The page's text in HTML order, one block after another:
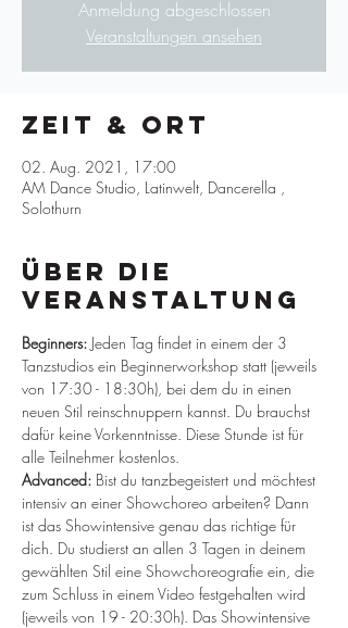
Anmeldung abgeschlossen
Veranstaltungen ansehen
Zeit & Ort
02. Aug. 2021, 17:00
AM Dance Studio, Latinwelt, Dancerella ,
Solothurn
Über die
Veranstaltung
Beginners: Jeden Tag findet in einem der 3
Tanzstudios ein Beginnerworkshop statt (jeweils
von 17:30 - 18:30h), bei dem du in einen
neuen Stil reinschnuppern kannst. Du brauchst
dafür keine Vorkenntnisse. Diese Stunde ist für
alle Teilnehmer kostenlos.
Advanced: Bist du tanzbegeistert und möchtest
intensiv an einer Showchoreo arbeiten? Dann
ist das Showintensive genau das richtige für
dich. Du studierst an allen 3 Tagen in deinem
gewählten Stil eine Showchoreografie ein, die
zum Schluss in einem Video festgehalten wird
(jeweils von 19 - 20:30h). Das Showintensive